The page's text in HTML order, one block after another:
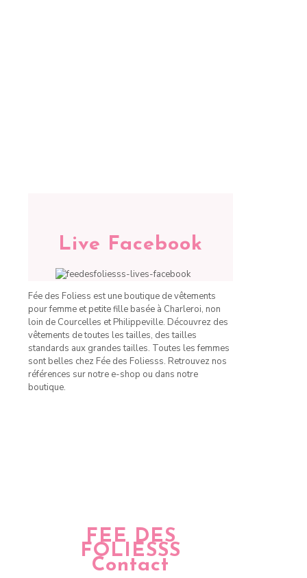
Live Facebook
Fée des Foliess est une boutique de vêtements
pour femme et petite fille basée à Charleroi, non
loin de Courcelles et Philippeville. Découvrez des
vêtements de toutes les tailles, des tailles
standards aux grandes tailles. Toutes les femmes
sont belles chez Fée des Foliesss. Retrouvez nos
références sur notre e-shop ou dans notre
boutique.
FEE DES
FOLIESSS
Contact